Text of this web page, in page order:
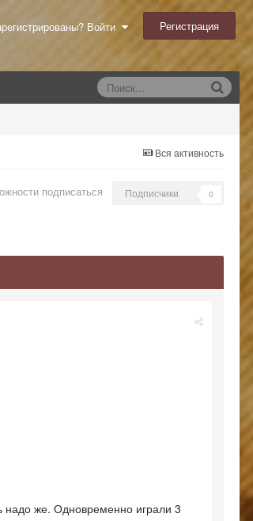
Войти Регистрация
Вся активность
подписаться Подписчики 0
надо же. Одновременно играли 3